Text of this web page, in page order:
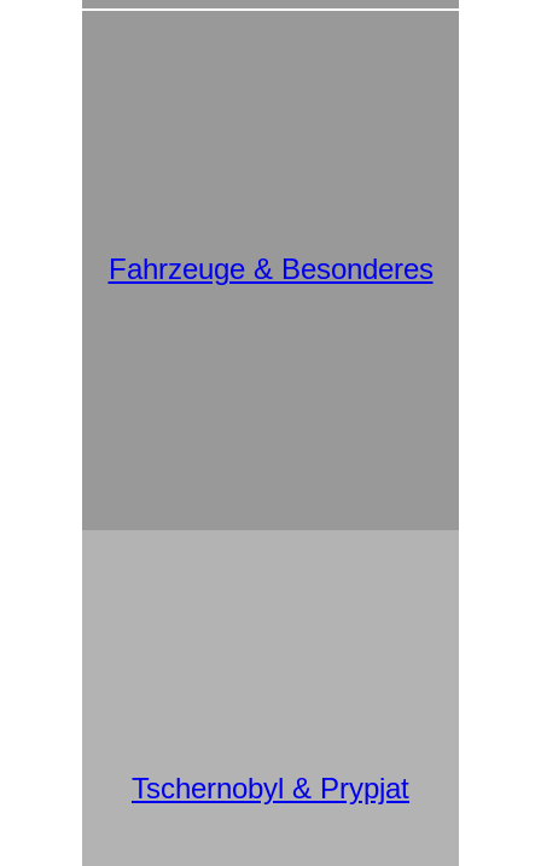
Fahrzeuge & Besonderes
Tschernobyl & Prypjat